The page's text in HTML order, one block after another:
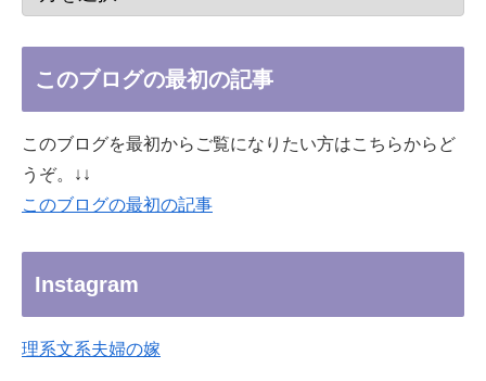
このブログの最初の記事
このブログを最初からご覧になりたい方はこちらからど
うぞ。↓↓
このブログの最初の記事
Instagram
理系文系夫婦の嫁